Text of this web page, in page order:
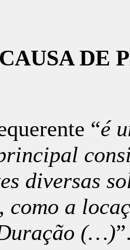
CAUSA DE
“é
diversas
como a
(…)